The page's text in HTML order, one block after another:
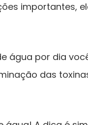
importantes,
água por dia
das